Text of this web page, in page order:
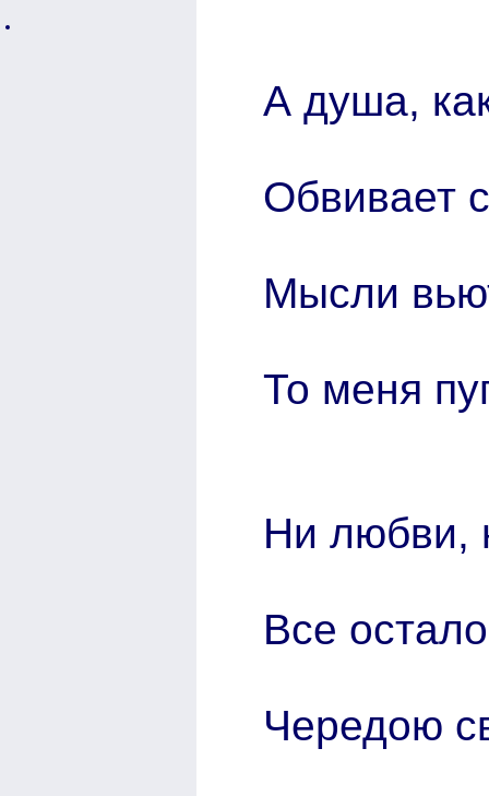
А душа,
Обвивает
Мысли
То меня
Ни любви,
Все
Чередою